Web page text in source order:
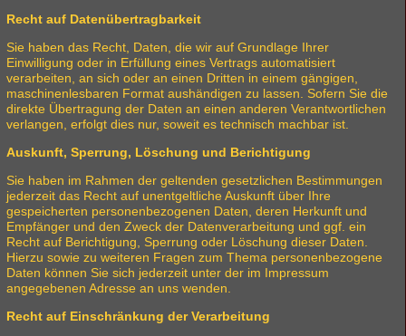
Recht auf Datenübertragbarkeit
Sie haben das Recht, Daten, die wir auf Grundlage Ihrer
Einwilligung oder in Erfüllung eines Vertrags automatisiert
verarbeiten, an sich oder an einen Dritten in einem gängigen,
maschinenlesbaren Format aushändigen zu lassen. Sofern Sie die
direkte Übertragung der Daten an einen anderen Verantwortlichen
verlangen, erfolgt dies nur, soweit es technisch machbar ist.
Auskunft, Sperrung, Löschung und Berichtigung
Sie haben im Rahmen der geltenden gesetzlichen Bestimmungen
jederzeit das Recht auf unentgeltliche Auskunft über Ihre
gespeicherten personenbezogenen Daten, deren Herkunft und
Empfänger und den Zweck der Datenverarbeitung und ggf. ein
Recht auf Berichtigung, Sperrung oder Löschung dieser Daten.
Hierzu sowie zu weiteren Fragen zum Thema personenbezogene
Daten können Sie sich jederzeit unter der im Impressum
angegebenen Adresse an uns wenden.
Recht auf Einschränkung der Verarbeitung